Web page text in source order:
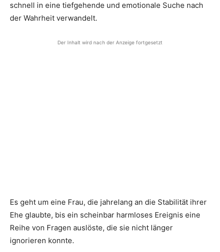
schnell in eine tiefgehende und emotionale Suche nach
der Wahrheit verwandelt.
Der Inhalt wird nach der Anzeige fortgesetzt
Es geht um eine Frau, die jahrelang an die Stabilität ihrer
Ehe glaubte, bis ein scheinbar harmloses Ereignis eine
Reihe von Fragen auslöste, die sie nicht länger
ignorieren konnte.